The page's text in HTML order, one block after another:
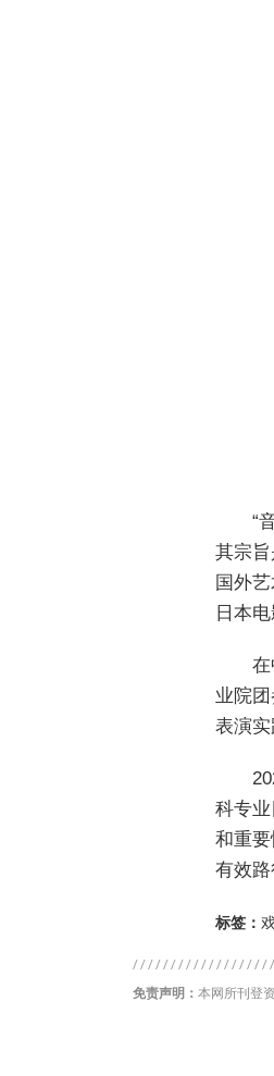
“
其宗
国外
日本
在
业院
表演
科专
和重
有效路
标签：
免责声明： 本网所刊登